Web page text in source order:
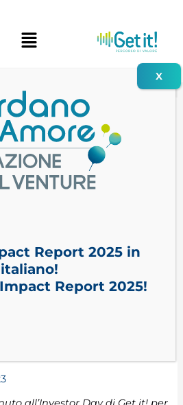
la Coop che
Report 2025 in
italiano!
Report 2025!